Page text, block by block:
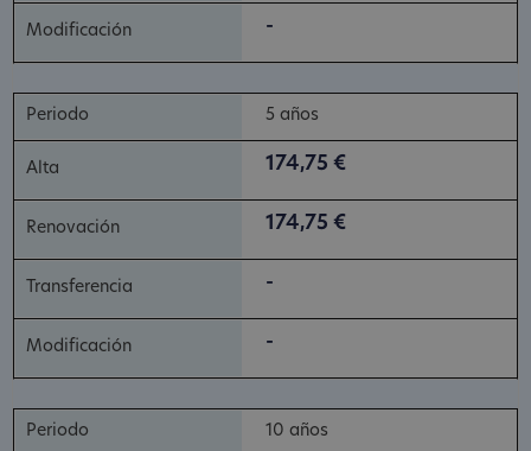
-
5 años
174,75 €
174,75 €
-
-
10 años